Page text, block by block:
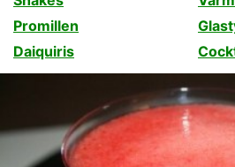
Promillen
Daiquiris